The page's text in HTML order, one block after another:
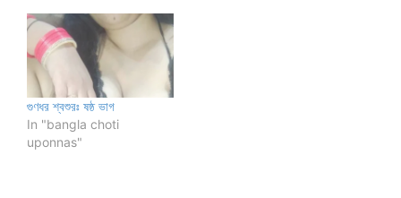
গুণধর শ্বশুরঃ ষষ্ঠ ভাগ
In "bangla choti
uponnas"